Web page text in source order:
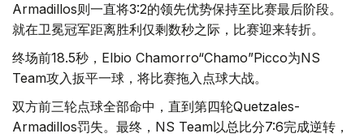
Armadillos则一直将3:2的领先优势保持至比赛最后阶段。
就在卫冕冠军距离胜利仅剩数秒之际，比赛迎来转折。
终场前18.5秒，Elbio Chamorro“Chamo”Picco为NS
Team攻入扳平一球，将比赛拖入点球大战。
双方前三轮点球全部命中，直到第四轮Quetzales-
Armadillos罚失。最终，NS Team以总比分7:6完成逆转，